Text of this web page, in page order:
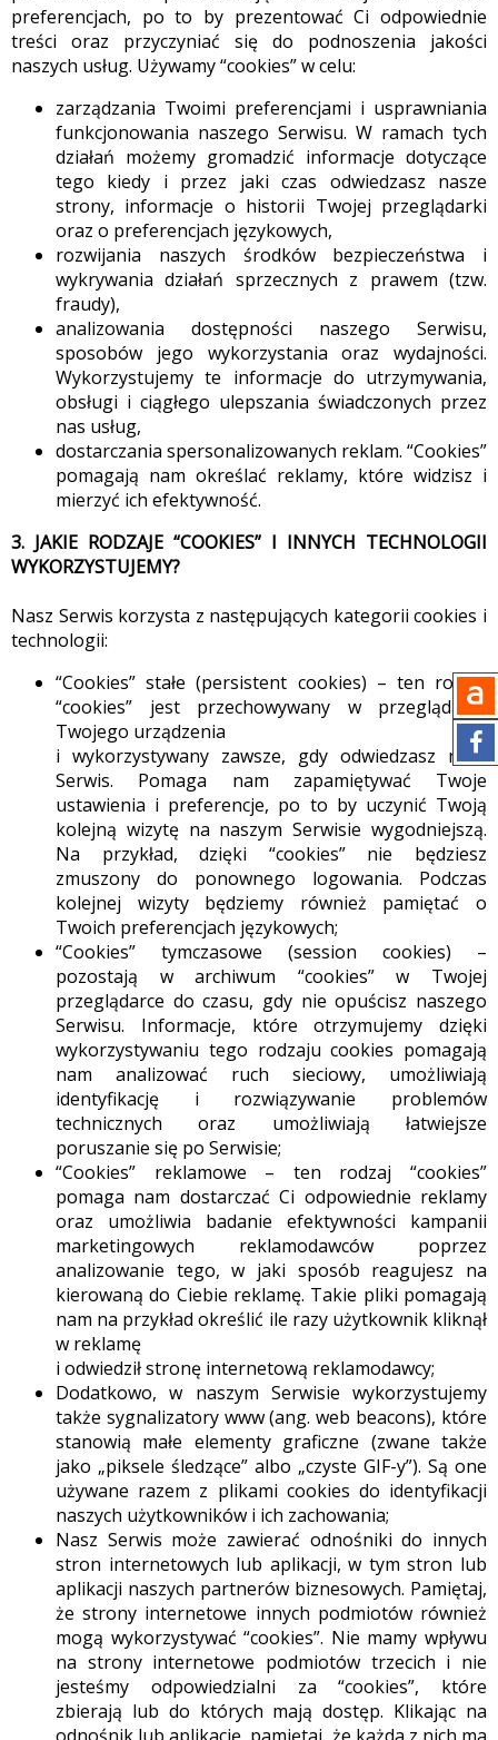
preferencjach, po to by prezentować Ci odpowiednie
treści oraz przyczyniać się do podnoszenia jakości
naszych usług. Używamy “cookies” w celu:
zarządzania Twoimi preferencjami i usprawniania
funkcjonowania naszego Serwisu. W ramach tych
działań możemy gromadzić informacje dotyczące
tego kiedy i przez jaki czas odwiedzasz nasze
strony, informacje o historii Twojej przeglądarki
oraz o preferencjach językowych,
rozwijania naszych środków bezpieczeństwa i
wykrywania działań sprzecznych z prawem (tzw.
fraudy),
analizowania dostępności naszego Serwisu,
sposobów jego wykorzystania oraz wydajności.
Wykorzystujemy te informacje do utrzymywania,
obsługi i ciągłego ulepszania świadczonych przez
nas usług,
dostarczania spersonalizowanych reklam. “Cookies”
pomagają nam określać reklamy, które widzisz i
mierzyć ich efektywność.
3. JAKIE RODZAJE “COOKIES” I INNYCH TECHNOLOGII
WYKORZYSTUJEMY?
Nasz Serwis korzysta z następujących kategorii cookies i
technologii:
“Cookies” stałe (persistent cookies) – ten rodzaj
“cookies” jest przechowywany w przeglądarce
Twojego urządzenia
i wykorzystywany zawsze, gdy odwiedzasz nasz
Serwis. Pomaga nam zapamiętywać Twoje
ustawienia i preferencje, po to by uczynić Twoją
kolejną wizytę na naszym Serwisie wygodniejszą.
Na przykład, dzięki “cookies” nie będziesz
zmuszony do ponownego logowania. Podczas
kolejnej wizyty będziemy również pamiętać o
Twoich preferencjach językowych;
“Cookies” tymczasowe (session cookies) –
pozostają w archiwum “cookies” w Twojej
przeglądarce do czasu, gdy nie opuścisz naszego
Serwisu. Informacje, które otrzymujemy dzięki
wykorzystywaniu tego rodzaju cookies pomagają
nam analizować ruch sieciowy, umożliwiają
identyfikację i rozwiązywanie problemów
technicznych oraz umożliwiają łatwiejsze
poruszanie się po Serwisie;
“Cookies” reklamowe – ten rodzaj “cookies”
pomaga nam dostarczać Ci odpowiednie reklamy
oraz umożliwia badanie efektywności kampanii
marketingowych reklamodawców poprzez
analizowanie tego, w jaki sposób reagujesz na
kierowaną do Ciebie reklamę. Takie pliki pomagają
nam na przykład określić ile razy użytkownik kliknął
w reklamę
i odwiedził stronę internetową reklamodawcy;
Dodatkowo, w naszym Serwisie wykorzystujemy
także sygnalizatory www (ang. web beacons), które
stanowią małe elementy graficzne (zwane także
jako „piksele śledzące” albo „czyste GIF-y”). Są one
używane razem z plikami cookies do identyfikacji
naszych użytkowników i ich zachowania;
Nasz Serwis może zawierać odnośniki do innych
stron internetowych lub aplikacji, w tym stron lub
aplikacji naszych partnerów biznesowych. Pamiętaj,
że strony internetowe innych podmiotów również
mogą wykorzystywać “cookies”. Nie mamy wpływu
na strony internetowe podmiotów trzecich i nie
jesteśmy odpowiedzialni za “cookies”, które
zbierają lub do których mają dostęp. Klikając na